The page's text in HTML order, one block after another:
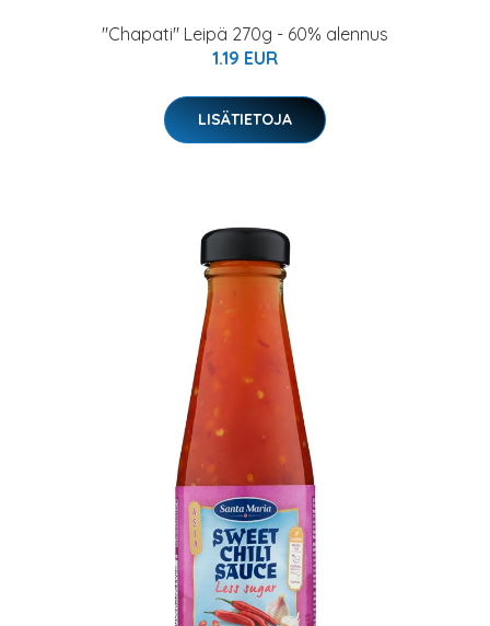
"Chapati" Leipä 270g - 60% alennus
1.19 EUR
LISÄTIETOJA